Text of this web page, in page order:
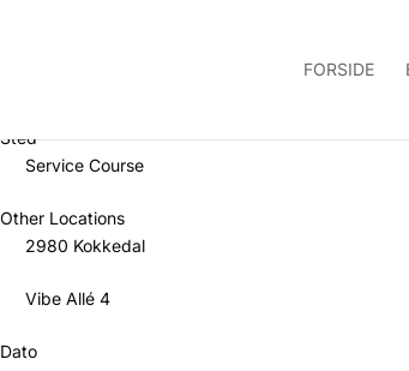
FORSIDE
Sted
Service Course
Other Locations
2980 Kokkedal
Vibe Allé 4
Dato